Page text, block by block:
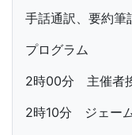
手話通訳、要約筆
プログラム
2時00分 主催者
2時10分 ジェー